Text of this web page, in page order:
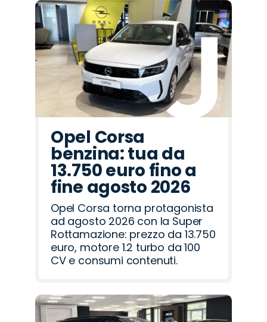
Promo
Citroën
Promo
Seat
Promo
Omoda
Promo
Lancia
Promo
Mazda
Promo
Fiat
Promo
Peugeot
Promo
Cupra
Promo
Alfa
Romeo
Promo
Land
Rover
Promo
Jaecoo
Promo
Hyundai
Promo
Opel
Promo
Jeep
Promo
Abarth
Opel Corsa
benzina: tua da
13.750 euro fino a
fine agosto 2026
Opel Corsa torna protagonista
ad agosto 2026 con la Super
Rottamazione: prezzo da 13.750
euro, motore 1.2 turbo da 100
CV e consumi contenuti.